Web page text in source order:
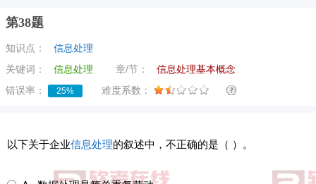
第38题
知识点：
信息处理
关键词：
信息处理 章/节：
信息处理基本概念
错误率：
25% 难度系数：
以下关于企业信息处理的叙述中，不正确的是（ ）。